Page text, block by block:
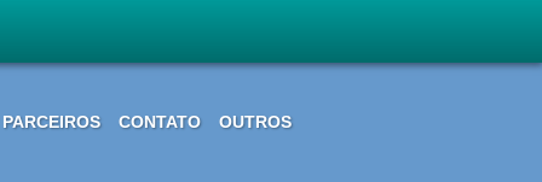
PARCEIROS CONTATO OUTROS